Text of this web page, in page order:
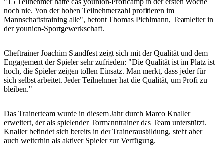
noch nie. Von der hohen Teilnehmerzahl profitieren im
Mannschaftstraining alle", betont Thomas Pichlmann, Teamleiter in
der younion-Sportgewerkschaft.
Cheftrainer Joachim Standfest zeigt sich mit der Qualität und dem
Engagement der Spieler sehr zufrieden: "Die Qualität ist im Platz ist
hoch, die Spieler zeigen tollen Einsatz. Man merkt, dass jeder für
sich selbst arbeitet. Jeder Teilnehmer hat die Qualität, um Profi zu
bleiben."
Das Trainerteam wurde in diesem Jahr durch Marco Knaller
erweitert, der als spielender Tormanntrainer das Team unterstützt.
Knaller befindet sich bereits in der Trainerausbildung, steht aber
auch weiterhin als aktiver Spieler zur Verfügung.